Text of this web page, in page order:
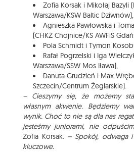
Zofia Korsak i Mikołaj Bazyli
Warszawa/KSW Baltic Dziwnów),
Agnieszka Pawłowska i
(CHKŻ Chojnice/KS AWFiS
Pola Schmidt i Tymon
Rafał Pogrzelski i Iga
Warszawa/SSW Mos Iława),
Danuta Grudzień i Max
Szczecin/Centrum Żeglarskie).
– Cieszymy się, że możemy
własnym akwenie. Będziemy
wynik. Choć to nie są dla nas
jesteśmy juniorami, nie
Zofia Korsak. – Spokój, odwaga
kluczowe.